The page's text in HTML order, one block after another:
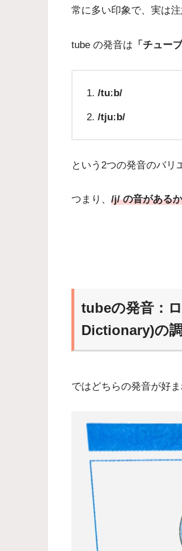
常に多い印象で、実は注
tube の発音は 「チューブ
/tuːb/
/tjuːb/
という2つの発音のバリ
つまり、 /j/ の音がある
tubeの発音：
Dictionary)の
ではどちらの発音が好